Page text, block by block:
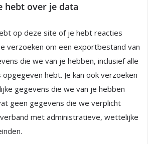
hebt over je data
op deze site of je hebt reacties
verzoeken om een exportbestand van
die we van je hebben, inclusief alle
hebt. Je kan ook verzoeken
gegevens die we van je hebben
geen gegevens die we verplicht
met administratieve, wettelijke